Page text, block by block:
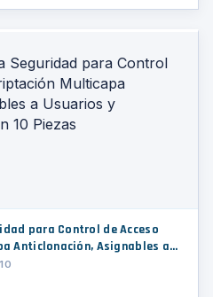
para Control de Acceso
Anticlonación, Asignables a
con 10 Piezas